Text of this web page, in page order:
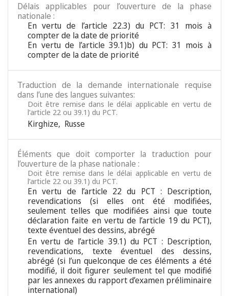
Délais applicables pour l’ouverture de la phase
nationale :
En vertu de l’article 22.3) du PCT: 31 mois à
compter de la date de priorité
En vertu de l’article 39.1)b) du PCT: 31 mois à
compter de la date de priorité
Traduction de la demande internationale requise
dans l’une des langues suivantes:
Doit être remise dans le délai applicable en vertu de
l’article 22 ou 39.1) du PCT.
Kirghize, Russe
Éléments que doit comporter la traduction pour
l’ouverture de la phase nationale :
Doit être remise dans le délai applicable en vertu de
l’article 22 ou 39.1) du PCT.
En vertu de l’article 22 du PCT : Description,
revendications (si elles ont été modifiées,
seulement telles que modifiées ainsi que toute
déclaration faite en vertu de l’article 19 du PCT),
texte éventuel des dessins, abrégé
En vertu de l’article 39.1) du PCT : Description,
revendications, texte éventuel des dessins,
abrégé (si l’un quelconque de ces éléments a été
modifié, il doit figurer seulement tel que modifié
par les annexes du rapport d’examen préliminaire
international)